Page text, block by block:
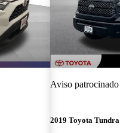
Aviso patrocinado
2019 Toyota Tundra